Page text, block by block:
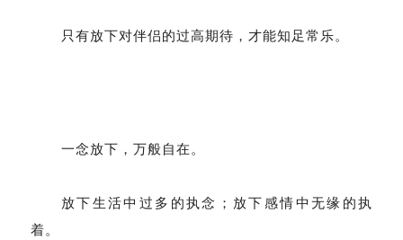
只有放下对伴侣的过高期待，才能知足常乐。
一念放下，万般自在。
放下生活中过多的执念；放下感情中无缘的执
着。